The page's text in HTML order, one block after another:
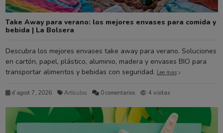
Take Away para verano: los mejores envases para comida y
bebida | La Bolsera
Descubra los mejores envases take away para verano. Soluciones
en cartón, papel, plástico, aluminio, madera y envases BIO para
transportar alimentos y bebidas con seguridad. Lee mas
d’agost 7, 2026 Artículos 0 comentarios 4 visitas